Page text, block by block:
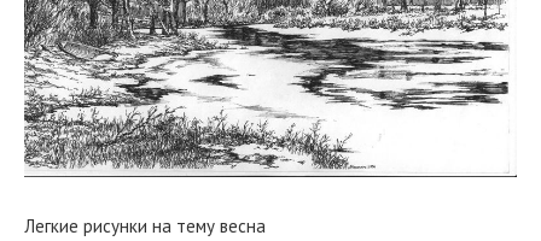
Легкие рисунки на тему весна